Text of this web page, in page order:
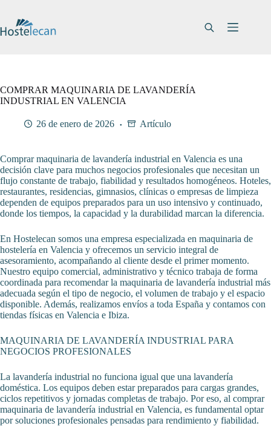
contenido
COMPRAR MAQUINARIA DE LAVANDERÍA
INDUSTRIAL EN VALENCIA
26 de enero de 2026 Artículo
Comprar maquinaria de lavandería industrial en Valencia es una
decisión clave para muchos negocios profesionales que necesitan un
flujo constante de trabajo, fiabilidad y resultados homogéneos. Hoteles,
restaurantes, residencias, gimnasios, clínicas o empresas de limpieza
dependen de equipos preparados para un uso intensivo y continuado,
donde los tiempos, la capacidad y la durabilidad marcan la diferencia.
En Hostelecan somos una empresa especializada en maquinaria de
hostelería en Valencia y ofrecemos un servicio integral de
asesoramiento, acompañando al cliente desde el primer momento.
Nuestro equipo comercial, administrativo y técnico trabaja de forma
coordinada para recomendar la maquinaria de lavandería industrial más
adecuada según el tipo de negocio, el volumen de trabajo y el espacio
disponible. Además, realizamos envíos a toda España y contamos con
tiendas físicas en Valencia e Ibiza.
MAQUINARIA DE LAVANDERÍA INDUSTRIAL PARA
NEGOCIOS PROFESIONALES
La lavandería industrial no funciona igual que una lavandería
doméstica. Los equipos deben estar preparados para cargas grandes,
ciclos repetitivos y jornadas completas de trabajo. Por eso, al comprar
maquinaria de lavandería industrial en Valencia, es fundamental optar
por soluciones profesionales pensadas para rendimiento y fiabilidad.